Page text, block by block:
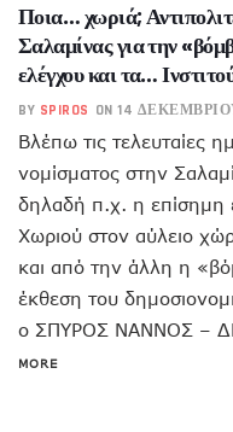
Ποια… χωριά;
Σαλαμίνας για την
ελέγχου και τα…
BY SPIROS ON 14
Βλέπω τις τελευταίες
νομίσματος στην
δηλαδή π.χ. η επίσημη
Χωριού στον αύλειο
και από την άλλη η
έκθεση του
ο ΣΠΥΡΟΣ ΝΑΝΝΟΣ –
MORE